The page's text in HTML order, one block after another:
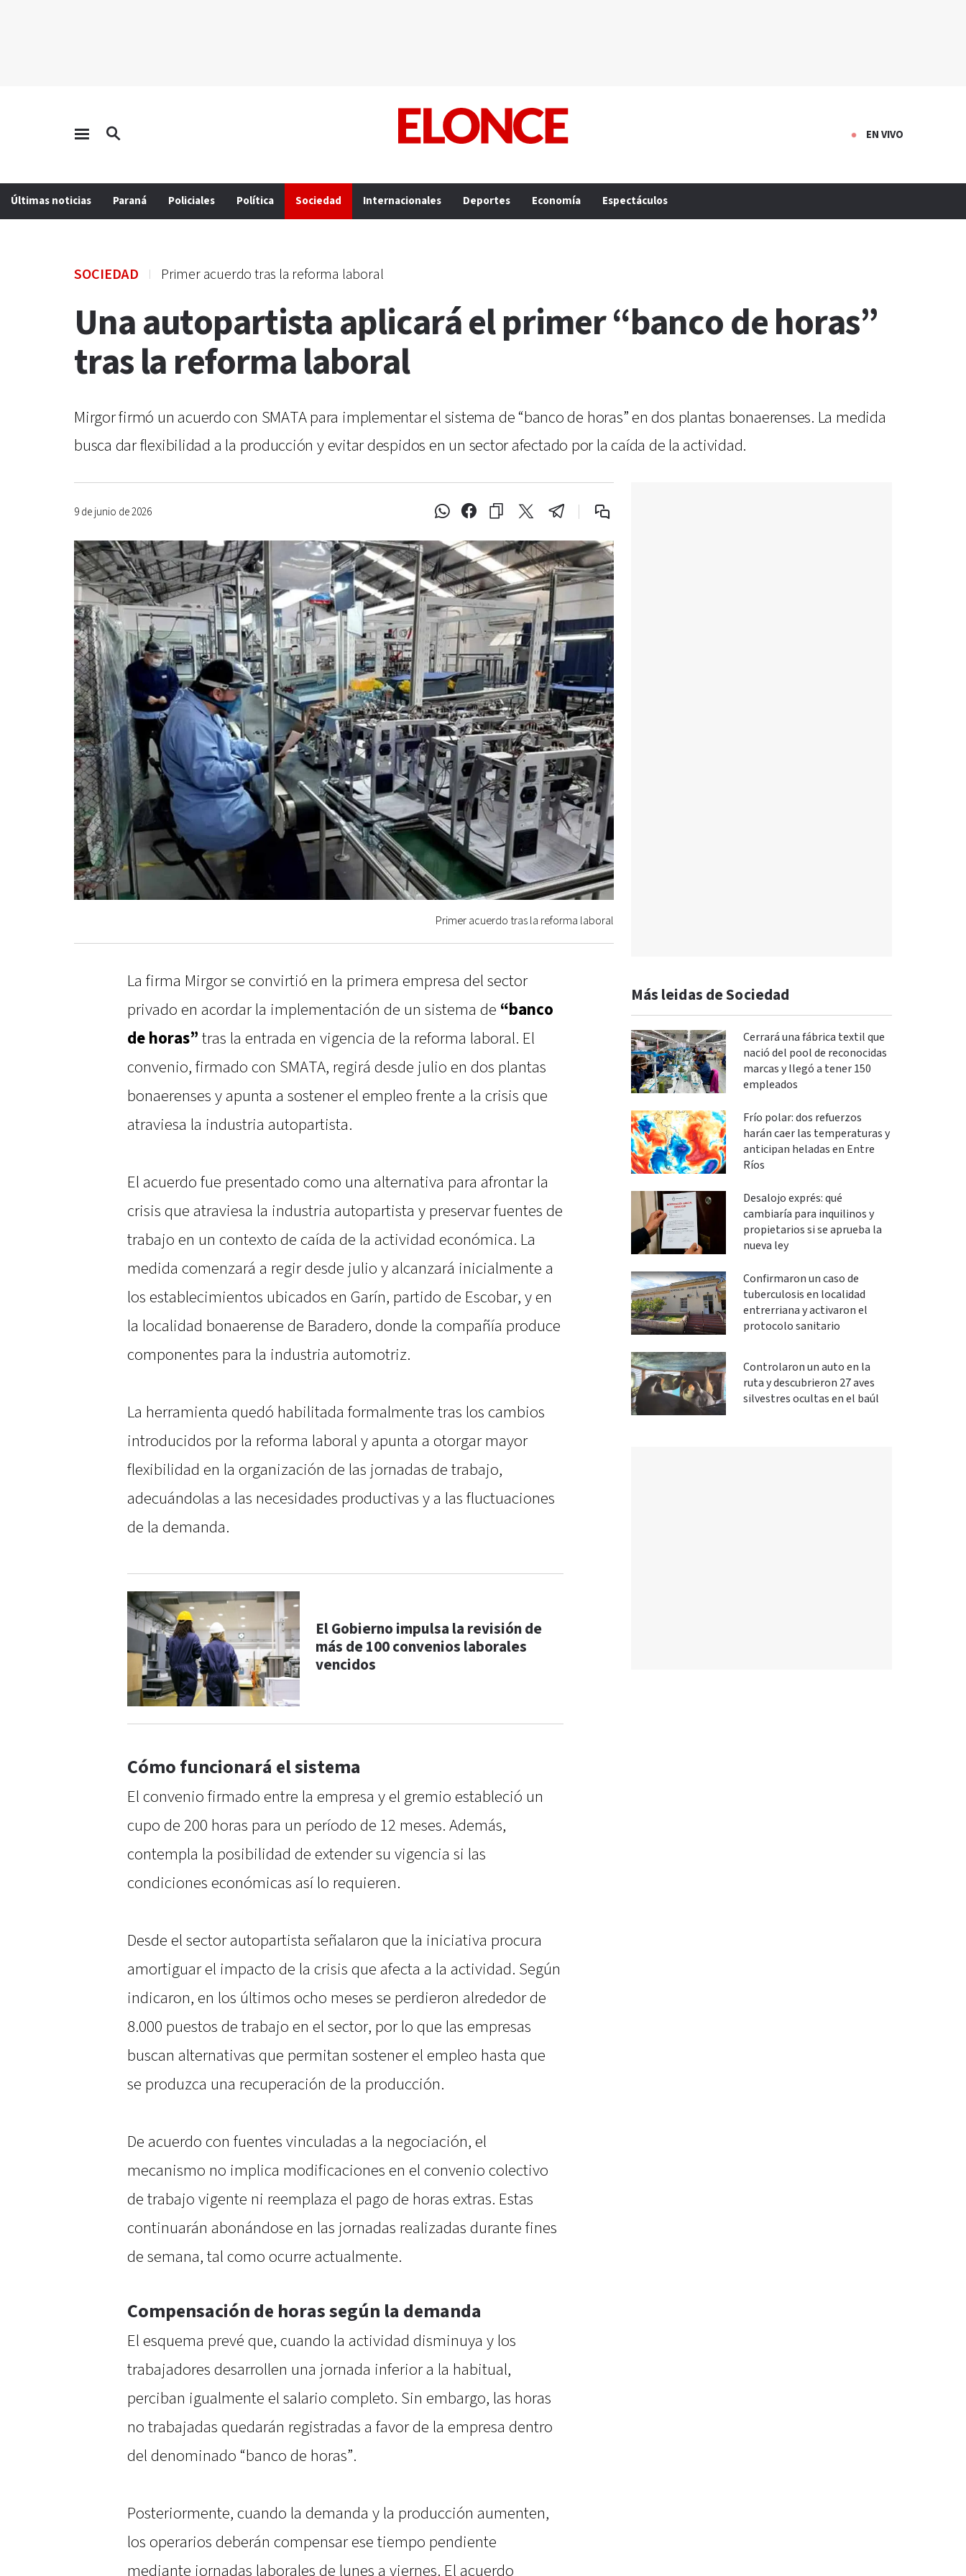
EN VIVO
Últimas noticias Paraná Policiales Política Sociedad Internacionales Deportes Economía Espectáculos
SOCIEDAD Primer acuerdo tras la reforma laboral
Una autopartista aplicará el primer “banco de horas”
tras la reforma laboral
Mirgor firmó un acuerdo con SMATA para implementar el sistema de “banco de horas” en dos plantas bonaerenses. La medida
busca dar flexibilidad a la producción y evitar despidos en un sector afectado por la caída de la actividad.
9 de junio de 2026
Primer acuerdo tras la reforma laboral
La firma Mirgor se convirtió en la primera empresa del sector
privado en acordar la implementación de un sistema de “banco
de horas” tras la entrada en vigencia de la reforma laboral. El
convenio, firmado con SMATA, regirá desde julio en dos plantas
bonaerenses y apunta a sostener el empleo frente a la crisis que
atraviesa la industria autopartista.
El acuerdo fue presentado como una alternativa para afrontar la
crisis que atraviesa la industria autopartista y preservar fuentes de
trabajo en un contexto de caída de la actividad económica. La
medida comenzará a regir desde julio y alcanzará inicialmente a
los establecimientos ubicados en Garín, partido de Escobar, y en
la localidad bonaerense de Baradero, donde la compañía produce
componentes para la industria automotriz.
La herramienta quedó habilitada formalmente tras los cambios
introducidos por la reforma laboral y apunta a otorgar mayor
flexibilidad en la organización de las jornadas de trabajo,
adecuándolas a las necesidades productivas y a las fluctuaciones
de la demanda.
El Gobierno impulsa la revisión de
más de 100 convenios laborales
vencidos
Cómo funcionará el sistema
El convenio firmado entre la empresa y el gremio estableció un
cupo de 200 horas para un período de 12 meses. Además,
contempla la posibilidad de extender su vigencia si las
condiciones económicas así lo requieren.
Desde el sector autopartista señalaron que la iniciativa procura
amortiguar el impacto de la crisis que afecta a la actividad. Según
indicaron, en los últimos ocho meses se perdieron alrededor de
8.000 puestos de trabajo en el sector, por lo que las empresas
buscan alternativas que permitan sostener el empleo hasta que
se produzca una recuperación de la producción.
De acuerdo con fuentes vinculadas a la negociación, el
mecanismo no implica modificaciones en el convenio colectivo
de trabajo vigente ni reemplaza el pago de horas extras. Estas
continuarán abonándose en las jornadas realizadas durante fines
de semana, tal como ocurre actualmente.
Compensación de horas según la demanda
El esquema prevé que, cuando la actividad disminuya y los
trabajadores desarrollen una jornada inferior a la habitual,
perciban igualmente el salario completo. Sin embargo, las horas
no trabajadas quedarán registradas a favor de la empresa dentro
del denominado “banco de horas”.
Posteriormente, cuando la demanda y la producción aumenten,
los operarios deberán compensar ese tiempo pendiente
mediante jornadas laborales de lunes a viernes. El acuerdo
Más leidas de Sociedad
Cerrará una fábrica textil que
nació del pool de reconocidas
marcas y llegó a tener 150
empleados
Frío polar: dos refuerzos
harán caer las temperaturas y
anticipan heladas en Entre
Ríos
Desalojo exprés: qué
cambiaría para inquilinos y
propietarios si se aprueba la
nueva ley
Confirmaron un caso de
tuberculosis en localidad
entrerriana y activaron el
protocolo sanitario
Controlaron un auto en la
ruta y descubrieron 27 aves
silvestres ocultas en el baúl